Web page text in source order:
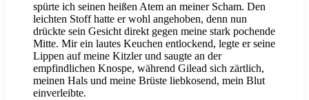
spürte ich seinen heißen Atem an meiner Scham. Den
leichten Stoff hatte er wohl angehoben, denn nun
drückte sein Gesicht direkt gegen meine stark pochende
Mitte. Mir ein lautes Keuchen entlockend, legte er seine
Lippen auf meine Kitzler und saugte an der
empfindlichen Knospe, während Gilead sich zärtlich,
meinen Hals und meine Brüste liebkosend, mein Blut
einverleibte.